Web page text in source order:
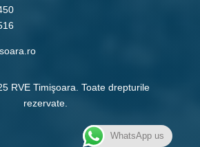
RVE Timişoara. Toate drepturile
rezervate.
WhatsApp us